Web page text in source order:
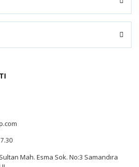
Mah. Esma Sok. No:3 Samandıra